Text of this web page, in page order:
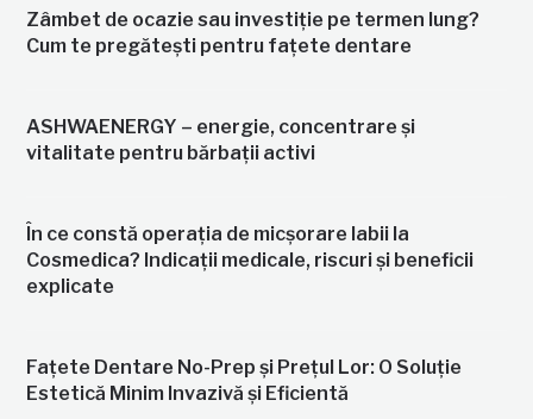
Zâmbet de ocazie sau investiție pe termen lung?
Cum te pregătești pentru fațete dentare
ASHWAENERGY – energie, concentrare și
vitalitate pentru bărbații activi
În ce constă operația de micșorare labii la
Cosmedica? Indicații medicale, riscuri și beneficii
explicate
Fațete Dentare No-Prep și Prețul Lor: O Soluție
Estetică Minim Invazivă și Eficientă